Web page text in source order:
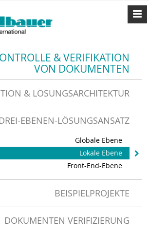
& VERIFIKATION
VON DOKUMENTEN
& LÖSUNGSARCHITEKTUR
EBENEN-LÖSUNGSANSATZ
Globale Ebene
Lokale Ebene
Front-End-Ebene
BEISPIELPROJEKTE
DOKUMENTEN VERIFIZIERUNG